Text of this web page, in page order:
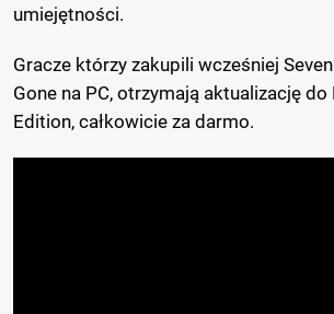
umiejętności.
Gracze którzy zakupili wcześniej
Gone na PC, otrzymają aktualizację do
Edition, całkowicie za darmo.